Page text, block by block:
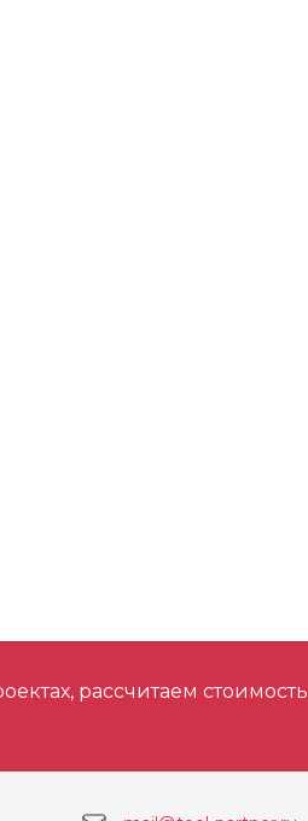
рассчитаем стоимость